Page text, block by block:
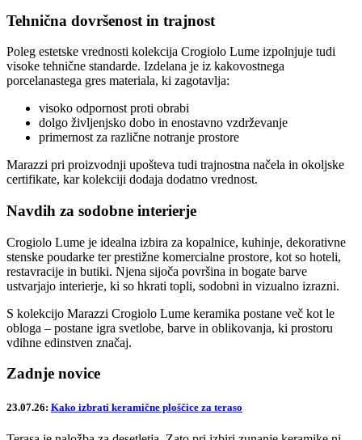
Tehnična dovršenost in trajnost
Poleg estetske vrednosti kolekcija Crogiolo Lume izpolnjuje tudi
visoke tehnične standarde. Izdelana je iz kakovostnega
porcelanastega gres materiala, ki zagotavlja:
visoko odpornost proti obrabi
dolgo življenjsko dobo in enostavno vzdrževanje
primernost za različne notranje prostore
Marazzi pri proizvodnji upošteva tudi trajnostna načela in okoljske
certifikate, kar kolekciji dodaja dodatno vrednost.
Navdih za sodobne interierje
Crogiolo Lume je idealna izbira za kopalnice, kuhinje, dekorativne
stenske poudarke ter prestižne komercialne prostore, kot so hoteli,
restavracije in butiki. Njena sijoča površina in bogate barve
ustvarjajo interierje, ki so hkrati topli, sodobni in vizualno izrazni.
S kolekcijo Marazzi Crogiolo Lume keramika postane več kot le
obloga – postane igra svetlobe, barve in oblikovanja, ki prostoru
vdihne edinstven značaj.
Zadnje novice
23.07.26: Kako izbrati keramične ploščice za teraso